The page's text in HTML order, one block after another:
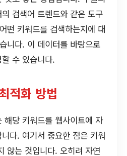
검색어 트렌드와 같은 도구
떤 키워드를 검색하는지에 대
니다. 이 데이터를 바탕으로
수 있습니다.
적화 방법
해당 키워드를 웹사이트에 자
다. 여기서 중요한 점은 키워
않는 것입니다. 오히려 자연